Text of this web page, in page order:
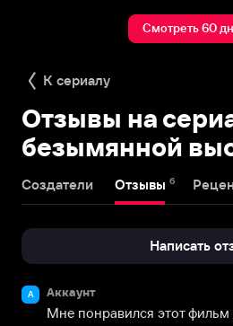
Смотреть 60
К сериалу
Отзывы на
безымянной
Создатели Отзывы 6
Написать
А Аккаунт
Мне понравился этот